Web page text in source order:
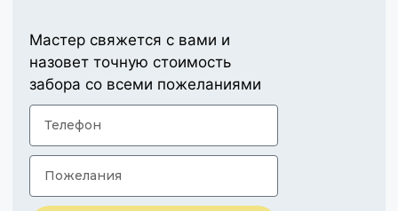
Мастер свяжется с вами и
назовет точную стоимость
забора со всеми пожеланиями